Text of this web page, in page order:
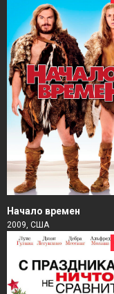
Начало времен
2009, США